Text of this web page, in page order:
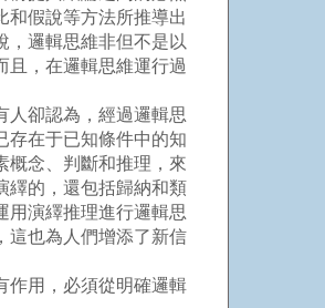
和假說等方法所推導出
，邏輯思維非但不是以
且，在邏輯思維運行過
卻認為，經過邏輯思
存在于已知條件中的知
概念、判斷和推理，來
繹的，還包括歸納和類
用演繹推理進行邏輯思
這也為人們增添了新信
用，必須從明確邏輯